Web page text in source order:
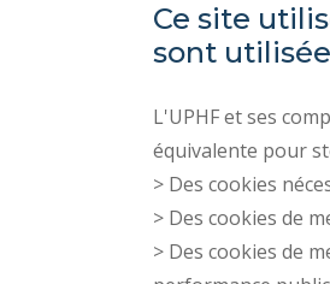
Ce site
sont
L'UPHF et ses
équivalente pour
> Des cookies
> Des cookies de
> Des cookies de